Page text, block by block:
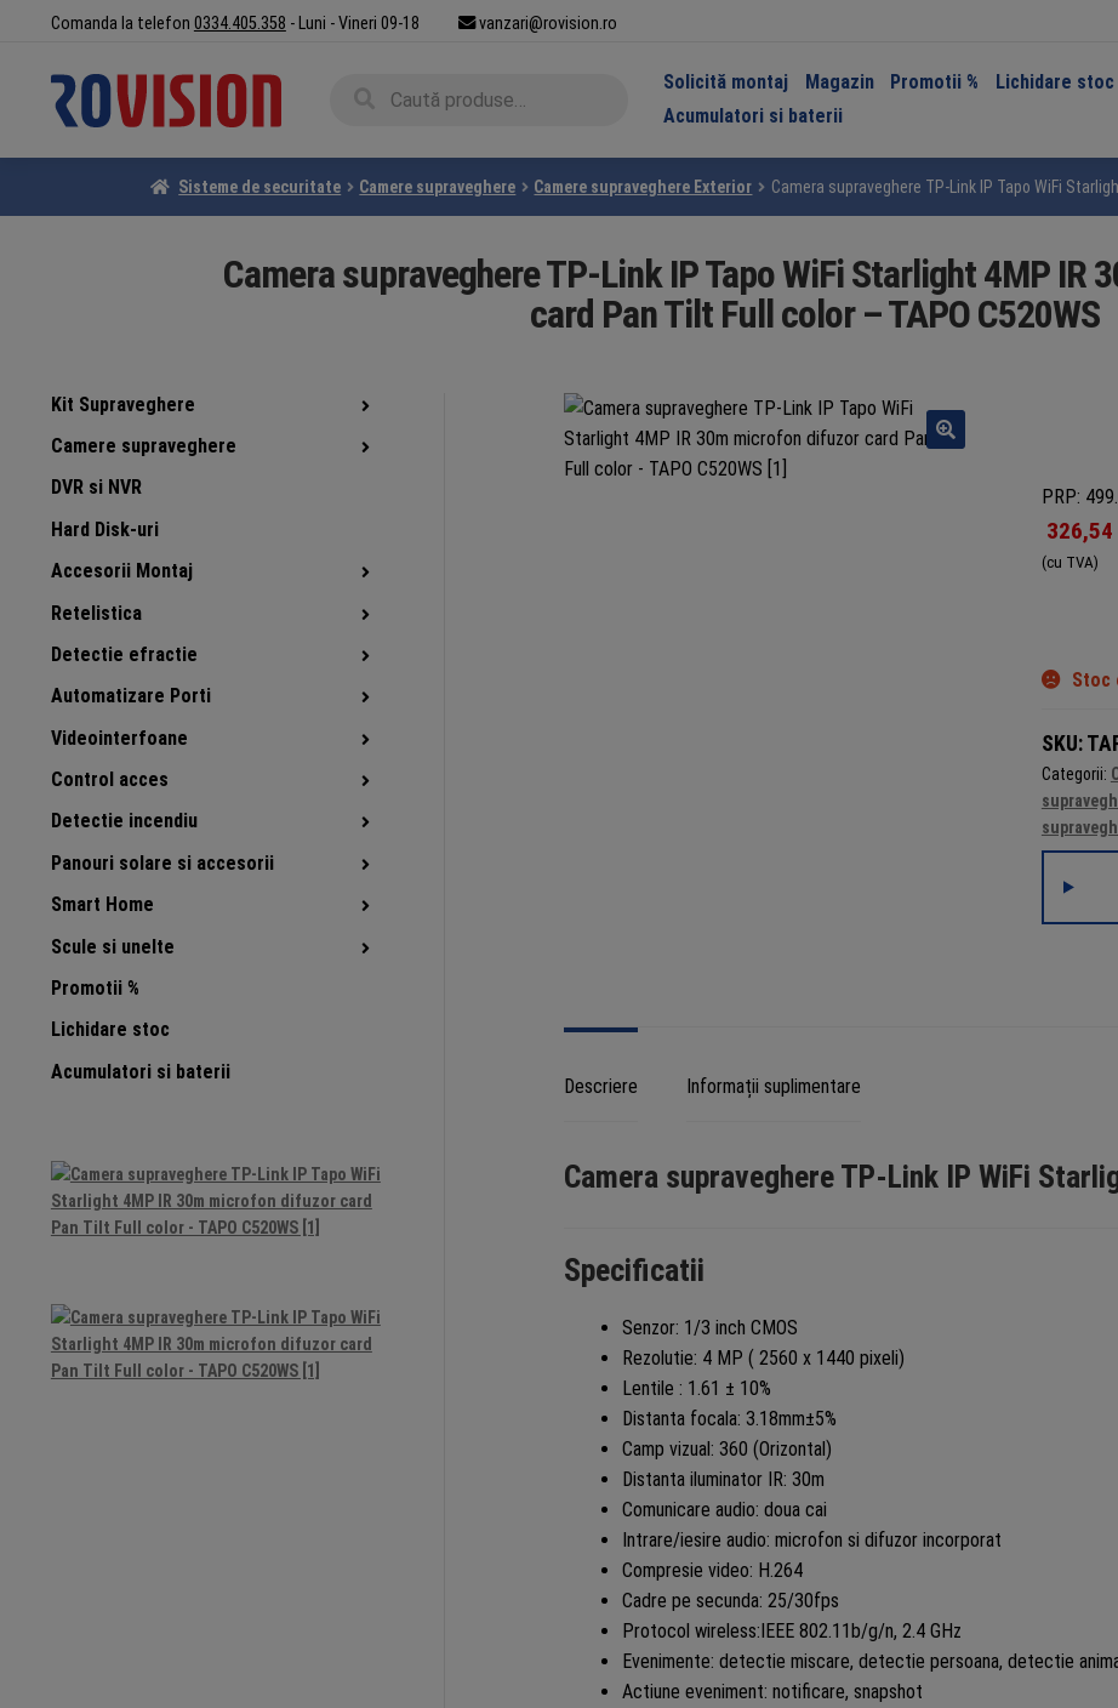
navigare
conținut
Comanda la telefon 0334.405.358 - Luni - Vineri 09-18 vanzari@rovision.ro
Solicită montaj Magazin Promotii % Lichidare stoc
Acumulatori si baterii
Sisteme de securitate Camere supraveghere Camere supraveghere Exterior Camera supraveghere TP-Link IP Tapo WiFi
Camera supraveghere TP-Link IP Tapo WiFi Starlight 4MP IR
card Pan Tilt Full color – TAPO C520WS
PRP:
326,54
(cu TVA)
Stoc
SKU:
Categorii:
Descriere Informații suplimentare
Camera supraveghere TP-Link IP WiFi
Specificatii
Senzor: 1/3 inch CMOS
Rezolutie: 4 MP ( 2560 x 1440 pixeli)
Lentile : 1.61 ± 10%
Distanta focala: 3.18mm±5%
Camp vizual: 360 (Orizontal)
Distanta iluminator IR: 30m
Comunicare audio: doua cai
Intrare/iesire audio: microfon si difuzor incorporat
Compresie video: H.264
Cadre pe secunda: 25/30fps
Protocol wireless:IEEE 802.11b/g/n, 2.4 GHz
Evenimente: detectie miscare, detectie persoana, detectie
Actiune eveniment: notificare, snapshot
Kit Supraveghere
Camere supraveghere
DVR si NVR
Hard Disk-uri
Accesorii Montaj
Retelistica
Detectie efractie
Automatizare Porti
Videointerfoane
Control acces
Detectie incendiu
Panouri solare si accesorii
Smart Home
Scule si unelte
Promotii %
Lichidare stoc
Acumulatori si baterii